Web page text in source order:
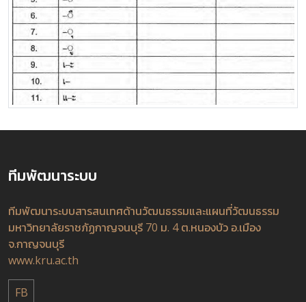
ทีมพัฒนาระบบ
ทีมพัฒนาระบบสารสนเทศด้านวัฒนธรรมและแผนที่วัฒนธรรม
มหาวิทยาลัยราชภัฏกาญจนบุรี 70 ม. 4 ต.หนองบัว อ.เมือง
จ.กาญจนบุรี
www.kru.ac.th
FB